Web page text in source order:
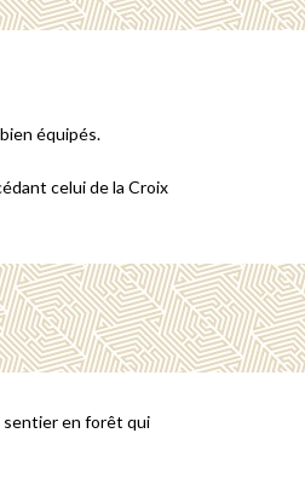
équipés.
celui de la Croix
sentier en forêt qui